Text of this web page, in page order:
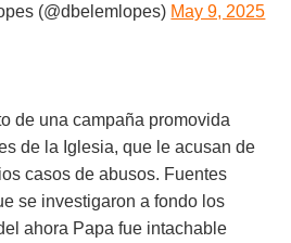
(@dbelemlopes) May 9, 2025
de una campaña promovida
de la Iglesia, que le acusan de
casos de abusos. Fuentes
se investigaron a fondo los
ahora Papa fue intachable